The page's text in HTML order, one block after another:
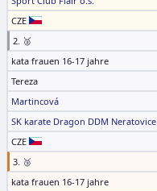
CZE
2. 🥈
kata frauen 16-17 jahre
Tereza
Martincová
SK karate Dragon DDM Neratovice
CZE
3. 🥉
kata frauen 16-17 jahre